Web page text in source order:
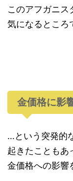
このアフガニス
気になるところ
金価格に影
…という突発的
起きたこともあ
金価格への影響